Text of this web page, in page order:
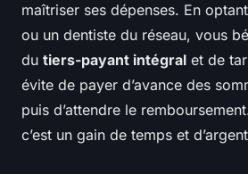
maîtriser ses dépenses. En
ou un dentiste du réseau, vous
du tiers-payant intégral et de
évite de payer d’avance des
puis d’attendre le
c’est un gain de temps et